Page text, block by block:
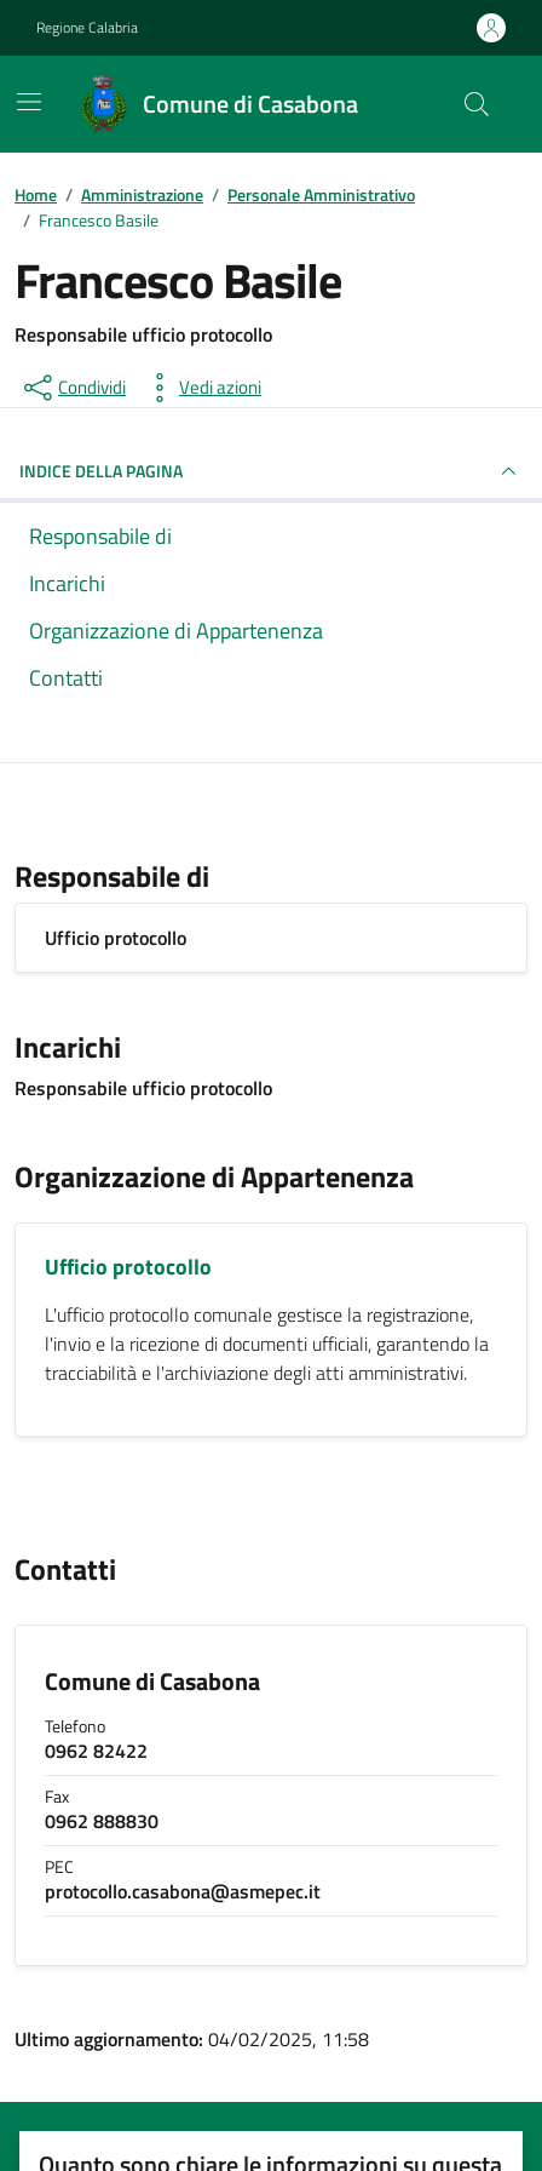
Regione Calabria
Comune di Casabona
Home / Amministrazione / Personale Amministrativo
/ Francesco Basile
Francesco Basile
Responsabile ufficio protocollo
Condividi Vedi azioni
INDICE DELLA PAGINA
Responsabile di
Incarichi
Organizzazione di Appartenenza
Contatti
Responsabile di
Ufficio protocollo
Incarichi
Responsabile ufficio protocollo
Organizzazione di Appartenenza
Ufficio protocollo
L'ufficio protocollo comunale gestisce la registrazione,
l'invio e la ricezione di documenti ufficiali, garantendo la
tracciabilità e l'archiviazione degli atti amministrativi.
Contatti
Comune di Casabona
Telefono
0962 82422
Fax
0962 888830
PEC
protocollo.casabona@asmepec.it
Ultimo aggiornamento: 04/02/2025, 11:58